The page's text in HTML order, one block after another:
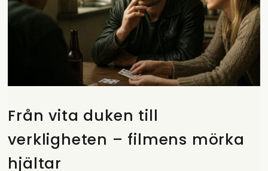
Från vita duken till
verkligheten – filmens mörka
hjältar